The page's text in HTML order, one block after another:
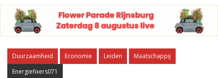
Duurzaamheid Economie Leiden
Maatschappij
Energiefixers071